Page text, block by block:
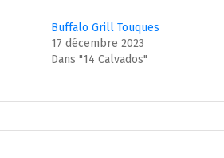
Buffalo Grill Touques
17 décembre 2023
Dans "14 Calvados"